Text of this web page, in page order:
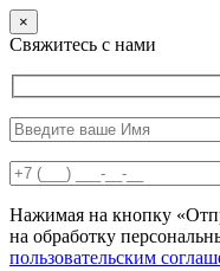
×
Свяжитесь с нами
Нажимая на кнопку
на обработку
пользовательским